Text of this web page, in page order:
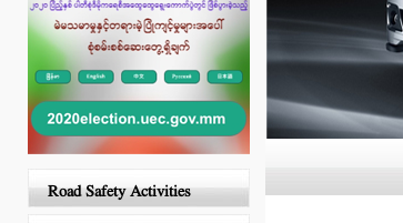
Road Safety Activities